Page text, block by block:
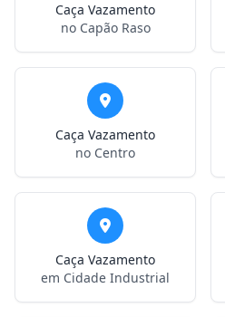
Caça Vazamento
no Capão Raso
Caça Vazamento
no Centro
Caça Vazamento
em Cidade Industrial